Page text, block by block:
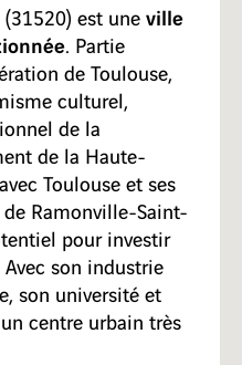
est uneville
. Partie
de Toulouse,
culturel,
de la
de la Haute-
Toulouse et ses
Ramonville-Saint-
pour investir
son industrie
son université et
centre urbain très